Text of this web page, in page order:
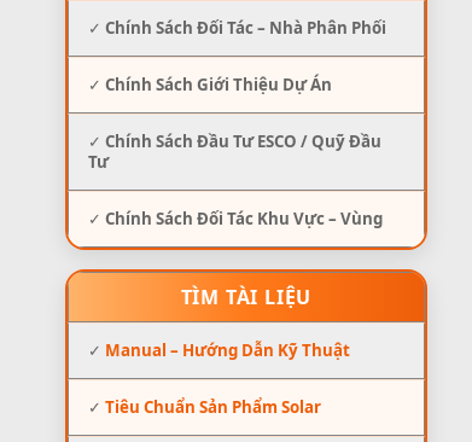
✓ Chính Sách Đối Tác – Nhà Phân Phối
✓ Chính Sách Giới Thiệu Dự Án
✓ Chính Sách Đầu Tư ESCO / Quỹ Đầu
Tư
✓ Chính Sách Đối Tác Khu Vực – Vùng
TÌM TÀI LIỆU
✓ Manual – Hướng Dẫn Kỹ Thuật
✓ Tiêu Chuẩn Sản Phẩm Solar